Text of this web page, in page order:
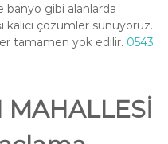
gibi alanlarda
çözümler sunuyoruz.
tamamen yok edilir. 0543